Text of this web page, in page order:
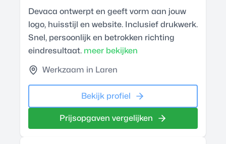
Devaca ontwerpt en geeft vorm aan jouw
logo, huisstijl en website. Inclusief drukwerk.
Snel, persoonlijk en betrokken richting
eindresultaat. meer bekijken
Werkzaam in Laren
Bekijk profiel
Prijsopgaven vergelijken